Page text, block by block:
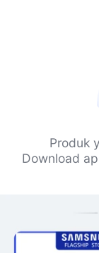
Produk
Download